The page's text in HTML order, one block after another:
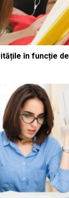
în funcție